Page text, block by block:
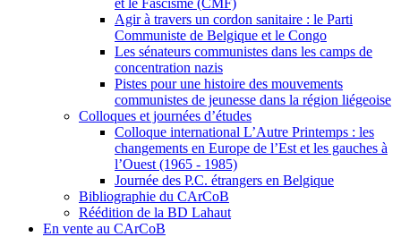
et le Fascisme (CMF)
Agir à travers un cordon sanitaire : le Parti
Communiste de Belgique et le Congo
Les sénateurs communistes dans les camps de
concentration nazis
Pistes pour une histoire des mouvements
communistes de jeunesse dans la région liégeoise
Colloques et journées d’études
Colloque international L’Autre Printemps : les
changements en Europe de l’Est et les gauches à
l’Ouest (1965 - 1985)
Journée des P.C. étrangers en Belgique
Bibliographie du CArCoB
Réédition de la BD Lahaut
En vente au CArCoB